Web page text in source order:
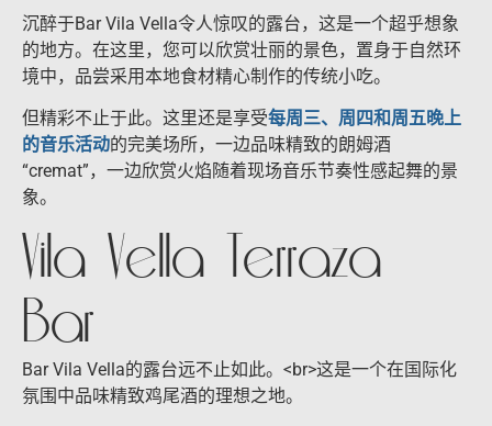
沉醉于Bar Vila Vella令人惊叹的露台，这是一个超乎想象
的地方。在这里，您可以欣赏壮丽的景色，置身于自然环
境中，品尝采用本地食材精心制作的传统小吃。
但精彩不止于此。这里还是享受每周三、周四和周五晚上
的音乐活动的完美场所，一边品味精致的朗姆酒
“cremat”，一边欣赏火焰随着现场音乐节奏性感起舞的景
象。
Vila Vella Terraza
Bar
Bar Vila Vella的露台远不止如此。<br>这是一个在国际化
氛围中品味精致鸡尾酒的理想之地。